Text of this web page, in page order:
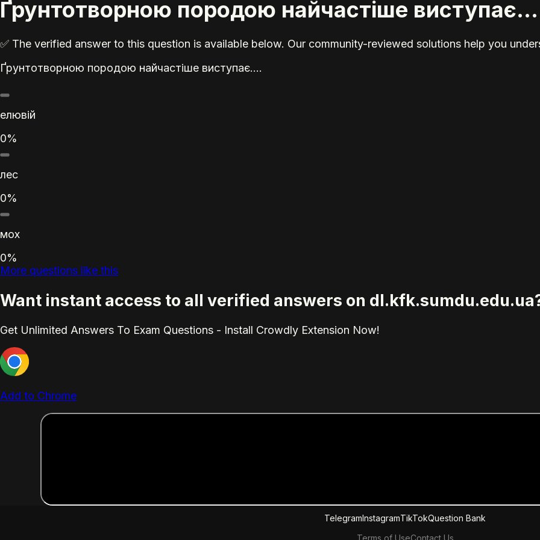
Ґрунтотворною породою найчастіше
✅ The verified answer to this question is available below. Our community-reviewed solutions help you
Ґрунтотворною породою найчастіше виступає....
елювій
0%
лес
0%
мох
0%
More questions like this
Want instant access to all verified answers on
Get Unlimited Answers To Exam Questions - Install Crowdly Extension Now!
Add to Chrome
TelegramInstagramTikTokQuestion Bank